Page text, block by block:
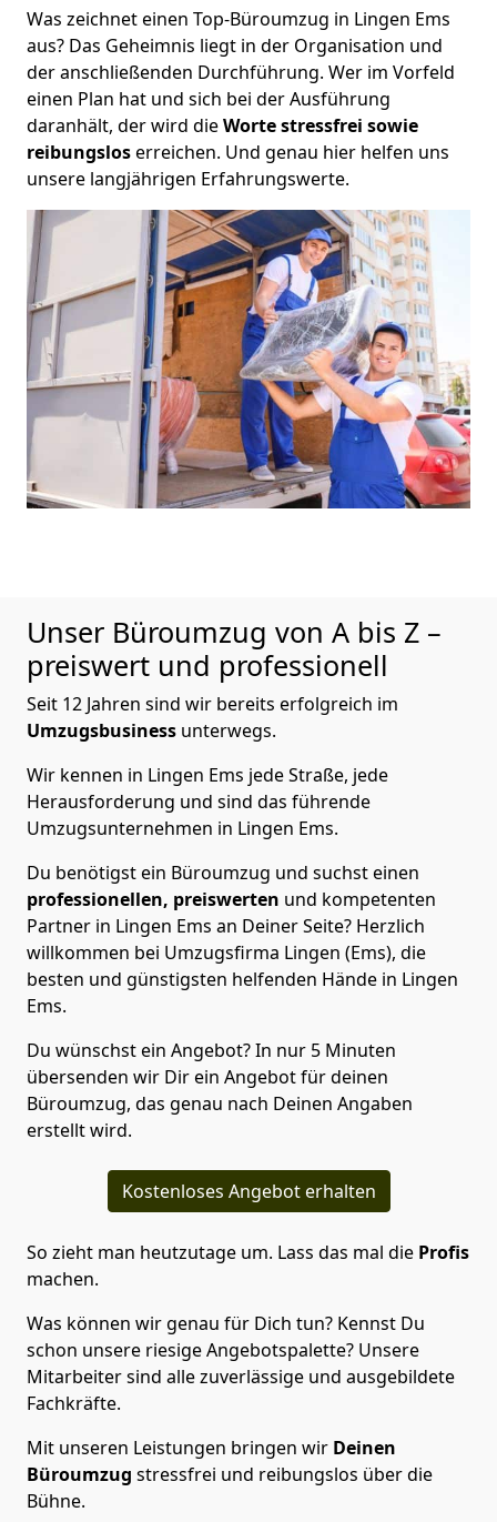
Was zeichnet einen Top-Büroumzug in Lingen Ems
aus? Das Geheimnis liegt in der Organisation und
der anschließenden Durchführung. Wer im Vorfeld
einen Plan hat und sich bei der Ausführung
daranhält, der wird dieWorte stressfrei sowie
reibungsloserreichen. Und genau hier helfen uns
unsere langjährigen Erfahrungswerte.
Unser Büroumzug von A bis Z –
preiswert und professionell
Seit 12 Jahren sind wir bereits erfolgreich im
Umzugsbusiness unterwegs.
Wir kennen in Lingen Ems jede Straße, jede
Herausforderung und sind das führende
Umzugsunternehmen in Lingen Ems.
Du benötigst ein Büroumzug und suchst einen
professionellen, preiswerten und kompetenten
Partner in Lingen Ems an Deiner Seite? Herzlich
willkommen bei Umzugsfirma Lingen (Ems), die
besten und günstigsten helfenden Hände in Lingen
Ems.
Du wünschst ein Angebot? In nur 5 Minuten
übersenden wir Dir ein Angebot für deinen
Büroumzug, das genau nach Deinen Angaben
erstellt wird.
Kostenloses Angebot erhalten
So zieht man heutzutage um. Lass das mal die Profis
machen.
Was können wir genau für Dich tun? Kennst Du
schon unsere riesige Angebotspalette? Unsere
Mitarbeiter sind alle zuverlässige und ausgebildete
Fachkräfte.
Mit unseren Leistungen bringen wir Deinen
Büroumzug stressfrei und reibungslos über die
Bühne.